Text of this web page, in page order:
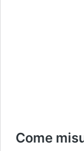
Come